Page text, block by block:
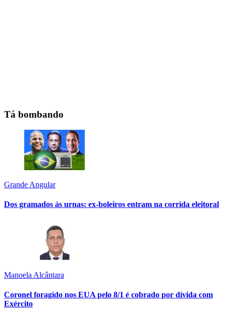
Tá bombando
Grande Angular
Dos gramados às urnas: ex-boleiros entram na corrida eleitoral
Manoela Alcântara
Coronel foragido nos EUA pelo 8/1 é cobrado por dívida com
Exército